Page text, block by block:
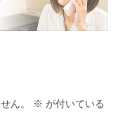
ん。 ※ が付いている